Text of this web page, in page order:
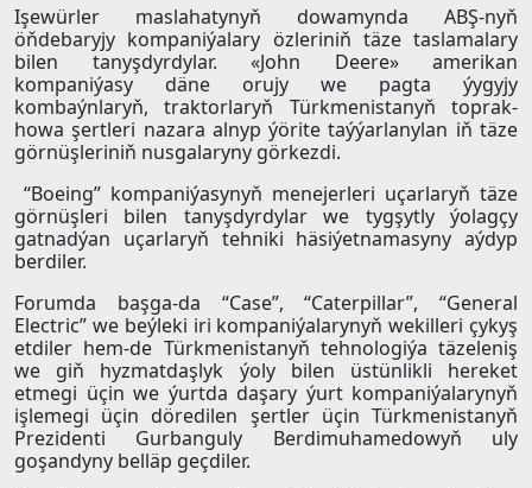
Işewürler maslahatynyň dowamynda ABŞ-nyň
öňdebaryjy kompaniýalary özleriniň täze taslamalary
bilen tanyşdyrdylar. «John Deere» amerikan
kompaniýasy däne orujy we pagta ýygyjy
kombaýnlaryň, traktorlaryň Türkmenistanyň toprak-
howa şertleri nazara alnyp ýörite taýýarlanylan iň täze
görnüşleriniň nusgalaryny görkezdi.
“Boeing” kompaniýasynyň menejerleri uçarlaryň täze
görnüşleri bilen tanyşdyrdylar we tygşytly ýolagçy
gatnadýan uçarlaryň tehniki häsiýetnamasyny aýdyp
berdiler.
Forumda başga-da “Case”, “Caterpillar”, “General
Electric” we beýleki iri kompaniýalarynyň wekilleri çykyş
etdiler hem-de Türkmenistanyň tehnologiýa täzeleniş
we giň hyzmatdaşlyk ýoly bilen üstünlikli hereket
etmegi üçin we ýurtda daşary ýurt kompaniýalarynyň
işlemegi üçin döredilen şertler üçin Türkmenistanyň
Prezidenti Gurbanguly Berdimuhamedowyň uly
goşandyny belläp geçdiler.